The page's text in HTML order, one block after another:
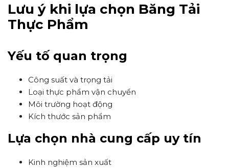
Lưu ý khi lựa chọn Băng Tải
Thực Phẩm
Yếu tố quan trọng
Công suất và trọng tải
Loại thực phẩm vận chuyển
Môi trường hoạt động
Kích thước sản phẩm
Lựa chọn nhà cung cấp uy tín
Kinh nghiệm sản xuất